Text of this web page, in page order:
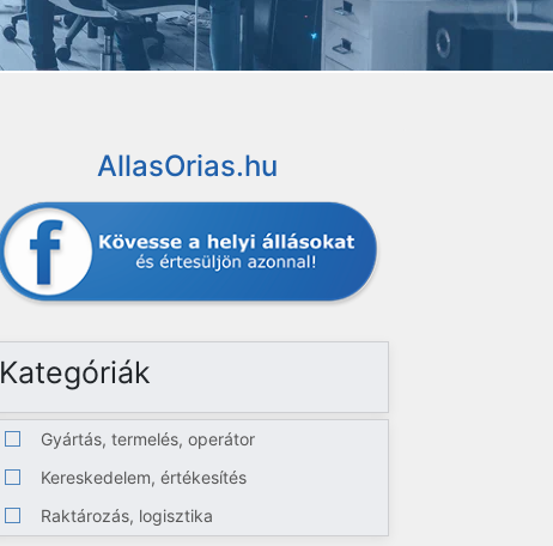
AllasOrias.hu
Kategóriák
Gyártás, termelés, operátor
Kereskedelem, értékesítés
Raktározás, logisztika